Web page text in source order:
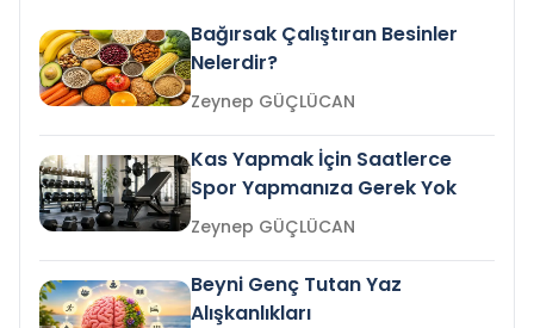
Bağırsak Çalıştıran Besinler
Nelerdir?
Zeynep GÜÇLÜCAN
Kas Yapmak İçin Saatlerce
Spor Yapmanıza Gerek Yok
Zeynep GÜÇLÜCAN
Beyni Genç Tutan Yaz
Alışkanlıkları